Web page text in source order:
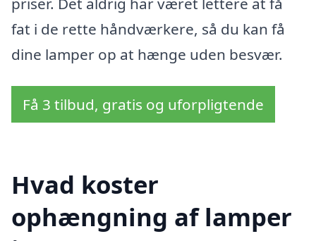
fat i de rette håndværkere, så du kan få
dine lamper op at hænge uden besvær.
Få 3 tilbud, gratis og uforpligtende
Hvad koster
ophængning af lamper